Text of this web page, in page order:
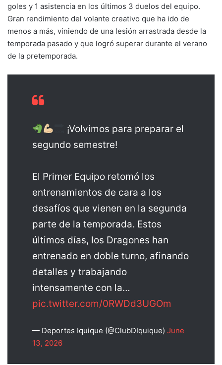
goles y 1 asistencia en los últimos 3 duelos del equipo.
Gran rendimiento del volante creativo que ha ido de
menos a más, viniendo de una lesión arrastrada desde la
temporada pasado y que logró superar durante el verano
de la pretemporada.
¡Volvimos para preparar el
segundo semestre!
El Primer Equipo retomó los
entrenamientos de cara a los
desafíos que vienen en la segunda
parte de la temporada. Estos
últimos días, los Dragones han
entrenado en doble turno, afinando
detalles y trabajando
intensamente con la…
pic.twitter.com/0RWDd3UGOm
— Deportes Iquique (@ClubDIquique) June
13, 2026